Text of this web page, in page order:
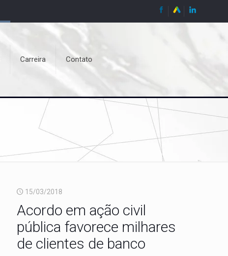
Carreira Contato
15/03/2018
Acordo em ação civil
pública favorece milhares
de clientes de banco